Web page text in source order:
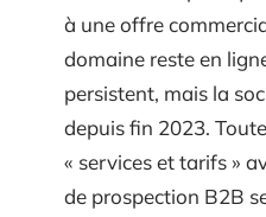
à une offre
domaine reste en
persistent, mais la
depuis fin 2023.
« services et tarifs »
de prospection B2B